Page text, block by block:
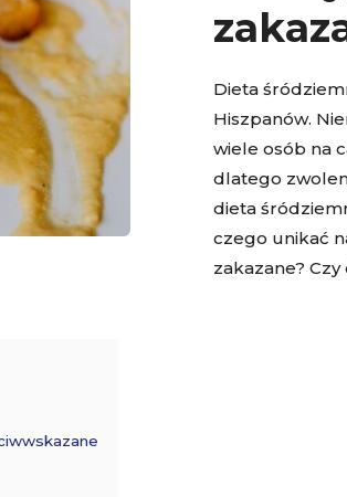
Dieta
Hiszpanów.
wiele osób na
dlatego
dieta
czego unikać
zakazane?